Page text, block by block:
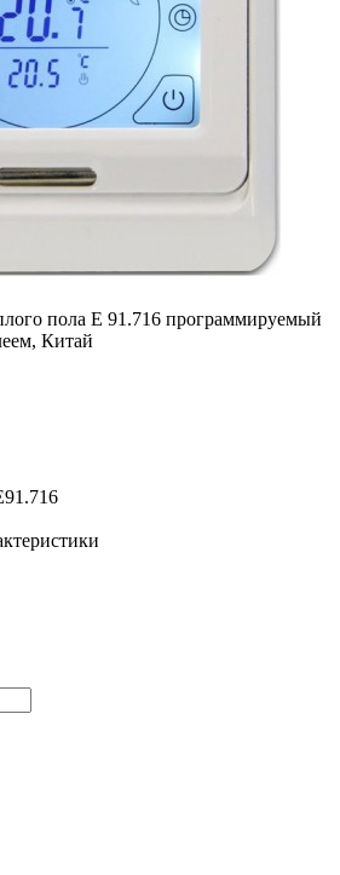
пола Е 91.716 программируемый
Китай